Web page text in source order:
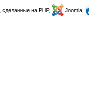
, сделанные на PHP, Joomla,